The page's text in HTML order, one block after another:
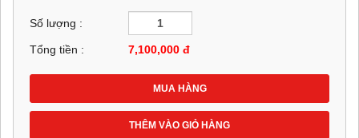
Số lượng :
Tổng tiền : 7,100,000 đ
MUA HÀNG
THÊM VÀO GIỎ HÀNG